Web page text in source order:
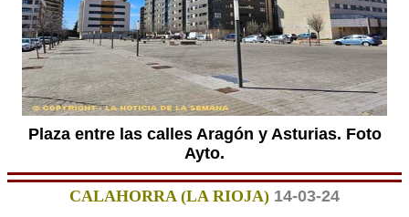
Plaza entre las calles Aragón y Asturias. Foto
Ayto.
CALAHORRA (LA RIOJA) 14-03-24